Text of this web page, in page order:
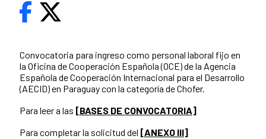
Convocatoria para ingreso como personal laboral fijo en
la Oficina de Cooperación Española (OCE) de la Agencia
Española de Cooperación Internacional para el Desarrollo
(AECID) en Paraguay con la categoría de Chofer.
Para leer a las [BASES DE CONVOCATORIA]
Para completar la solicitud del [ANEXO III]